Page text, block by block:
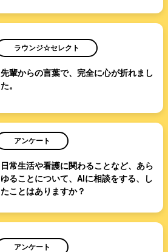
ラウンジ☆セレクト
先輩からの言葉で、完全に心が折れまし
た。
アンケート
日常生活や看護に関わることなど、あら
ゆることについて、AIに相談をする、し
たことはありますか？
アンケート